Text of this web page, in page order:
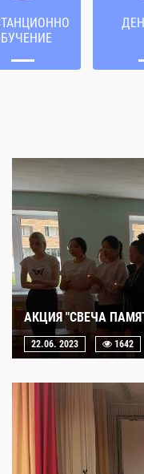
АКЦИЯ "СВЕЧА
22.06. 2023 1642